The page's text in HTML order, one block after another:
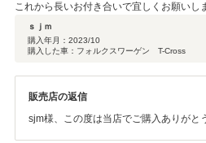
これから長いお付き合いで宜しくお願いし
ｓｊｍ
購入年月： 2023/10
購入した車：フォルクスワーゲン T-Cross
販売店の返信
sjm様、この度は当店でご購入ありがと